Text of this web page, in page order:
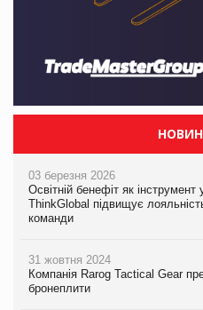
03 березня 2026
Освітній бенефіт як
ThinkGlobal підвищує
команди
31 жовтня 2024
Компанія Rarog Tactical Gear
бронеплити